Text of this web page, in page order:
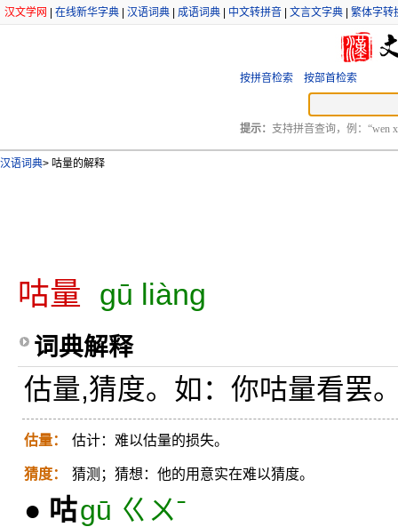
汉文学网 在线新华字典 汉语词典 成语词典 中文转拼音 文言文字典 繁体字转
按拼音检索 按部首检索
提示： 支持拼音查询，例：“wen
汉语词典> 咕量的解释
咕量 gū liàng
词典解释
估量,猜度。如：你咕量看罢
估量： 估计：难以估量的损失。
猜度： 猜测；猜想：他的用意实在难以猜度。
● 咕gū ㄍㄨˉ